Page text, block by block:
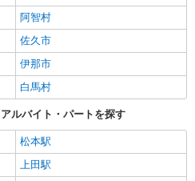
阿智村
佐久市
伊那市
白馬村
ルバイト・パートを探す
松本駅
上田駅